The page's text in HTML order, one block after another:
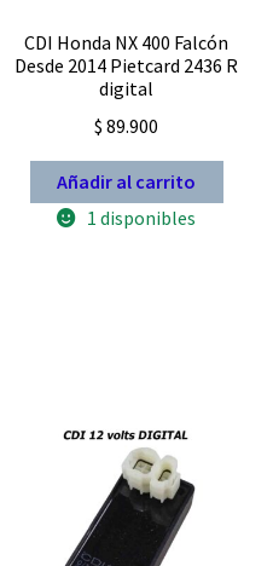
CDI Honda NX 400 Falcón
Desde 2014 Pietcard 2436 R
digital
$ 89.900
Añadir al carrito
1 disponibles